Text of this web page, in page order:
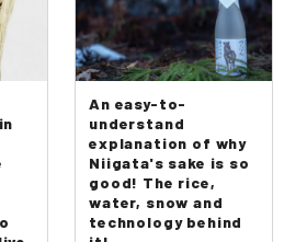
An easy-to-
understand
explanation of why
Niigata's sake is so
good! The rice,
water, snow and
technology behind